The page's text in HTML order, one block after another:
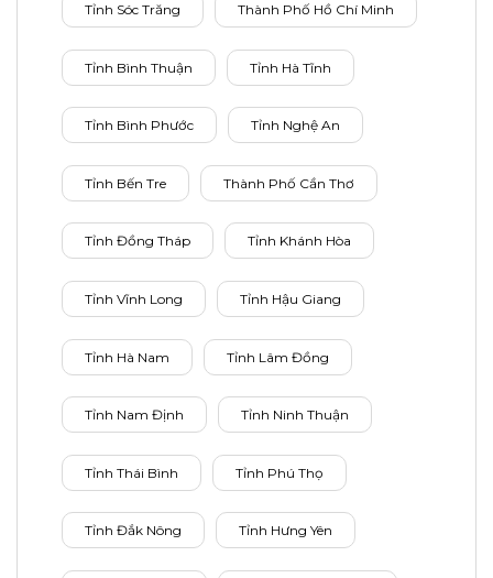
Tỉnh Sóc Trăng Thành Phố Hồ Chí Minh
Tỉnh Bình Thuận Tỉnh Hà Tĩnh
Tỉnh Bình Phước Tỉnh Nghệ An
Tỉnh Bến Tre Thành Phố Cần Thơ
Tỉnh Đồng Tháp Tỉnh Khánh Hòa
Tỉnh Vĩnh Long Tỉnh Hậu Giang
Tỉnh Hà Nam Tỉnh Lâm Đồng
Tỉnh Nam Định Tỉnh Ninh Thuận
Tỉnh Thái Bình Tỉnh Phú Thọ
Tỉnh Đắk Nông Tỉnh Hưng Yên